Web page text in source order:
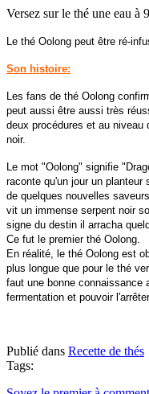
Versez sur le thé une eau à
Le thé Oolong peut être ré-
Son histoire:
Les fans de thé Oolong
peut aussi être aussi très
deux procédures et au
noir.
Le mot "Oolong" signifie
raconte qu'un jour un planteur
de quelques nouvelles
vit un immense serpent noir
signe du destin il arracha
Ce fut le premier thé Oolong.
En réalité, le thé Oolong est
plus longue que pour le thé
faut une bonne connaissance
fermentation et pouvoir
Publié dans Recette de thés
Tags: